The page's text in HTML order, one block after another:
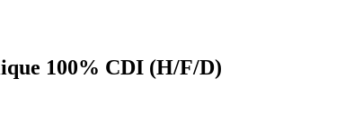
100% CDI (H/F/D)